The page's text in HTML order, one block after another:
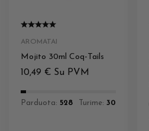
AROMATAI
Mojito 30ml Coq-Tails
10,49 € Su PVM
Parduota: 528 Turime: 30